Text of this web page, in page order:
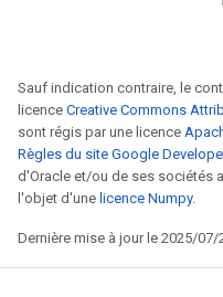
Sauf indication contraire, le
licence Creative Commons
sont régis par une licence
Règles du site Google
d'Oracle et/ou de ses sociétés
l'objet d'une licence Numpy.
Dernière mise à jour le 2025/07/